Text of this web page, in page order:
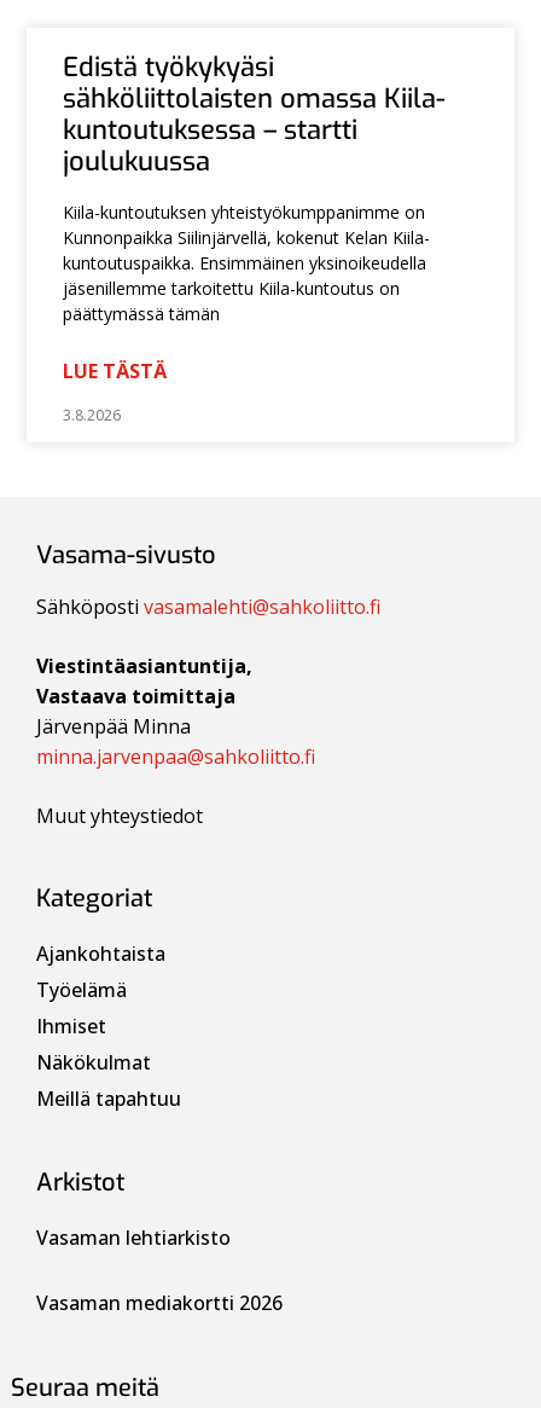
Edistä työkykyäsi
sähköliittolaisten omassa Kiila-
kuntoutuksessa – startti
joulukuussa
Kiila-kuntoutuksen yhteistyökumppanimme on
Kunnonpaikka Siilinjärvellä, kokenut Kelan Kiila-
kuntoutuspaikka. Ensimmäinen yksinoikeudella
jäsenillemme tarkoitettu Kiila-kuntoutus on
päättymässä tämän
LUE TÄSTÄ
3.8.2026
Vasama-sivusto
Sähköpostivasamalehti@sahkoliitto.fi
Viestintäasiantuntija,
Vastaava toimittaja
Järvenpää Minna
minna.jarvenpaa@sahkoliitto.fi
Muut yhteystiedot
Kategoriat
Ajankohtaista
Työelämä
Ihmiset
Näkökulmat
Meillä tapahtuu
Arkistot
Vasaman lehtiarkisto
Vasaman mediakortti 2026
Seuraa meitä